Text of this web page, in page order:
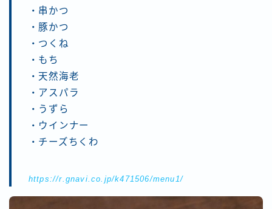
・串かつ
・豚かつ
・つくね
・もち
・天然海老
・アスパラ
・うずら
・ウインナー
・チーズちくわ
https://r.gnavi.co.jp/k471506/menu1/